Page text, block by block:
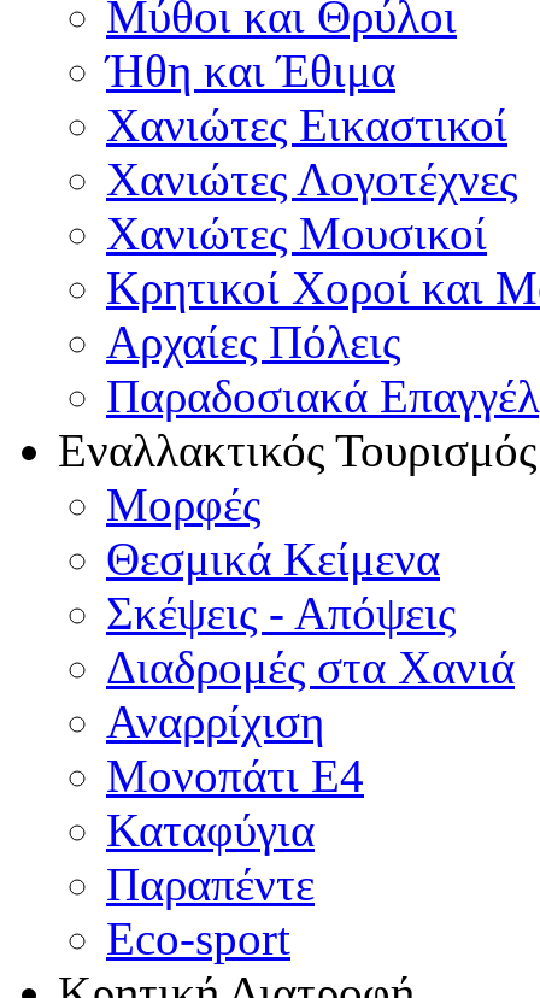
Μύθοι και Θρύλοι
Ήθη και Έθιμα
Χανιώτες Εικαστικοί
Χανιώτες Λογοτέχνες
Χανιώτες Μουσικοί
Κρητικοί Χοροί και
Αρχαίες Πόλεις
Παραδοσιακά
Εναλλακτικός Τουρισμός
Μορφές
Θεσμικά Κείμενα
Σκέψεις - Απόψεις
Διαδρομές στα Χανιά
Αναρρίχιση
Μονοπάτι Ε4
Καταφύγια
Παραπέντε
Eco-sport